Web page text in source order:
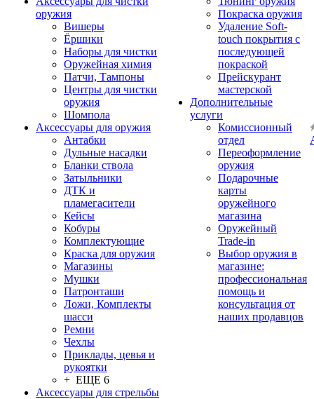
оружия
Вишеры
Ёршики
Наборы для чистки
Оружейная химия
Патчи, Тампоны
Центры для чистки
оружия
Шомпола
Аксессуары для оружия
Антабки
Дульные насадки
Бланки ствола
Затыльники
ДТК и
пламегасители
Кейсы
Кобуры
Комплектующие
Краска для оружия
Магазины
Мушки
Патронташи
Ложи, Комплекты
шасси
Ремни
Чехлы
Приклады, цевья и
рукоятки
+ ЕЩЕ 6
Аксессуары для стрельбы
Покраска оружия
Удаление Soft-
touch покрытия с
последующей
покраской
Прейскурант
мастерской
Дополнительные
услуги
Комиссионный
отдел
Переоформление
оружия
Подарочные
карты
оружейного
магазина
Оружейный
Trade-in
Выбор оружия в
магазине:
профессиональная
помощь и
консультация от
наших продавцов